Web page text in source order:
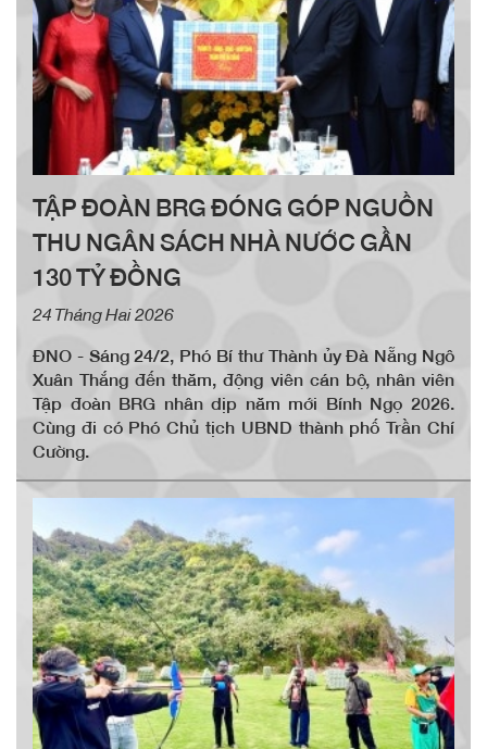
TẬP ĐOÀN BRG ĐÓNG GÓP NGUỒN
THU NGÂN SÁCH NHÀ NƯỚC GẦN
130 TỶ ĐỒNG
24 Tháng Hai 2026
ĐNO - Sáng 24/2, Phó Bí thư Thành ủy Đà Nẵng Ngô
Xuân Thắng đến thăm, động viên cán bộ, nhân viên
Tập đoàn BRG nhân dịp năm mới Bính Ngọ 2026.
Cùng đi có Phó Chủ tịch UBND thành phố Trần Chí
Cường.